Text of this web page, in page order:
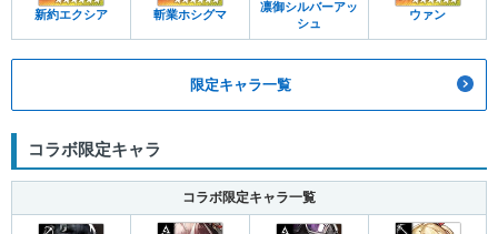
新約エクシア 斬業ホシグマ
凛御シルバーアッ
シュ
ウァン
限定キャラ一覧
コラボ限定キャラ
コラボ限定キャラ一覧